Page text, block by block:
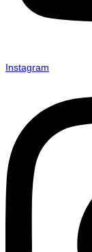
Instagram